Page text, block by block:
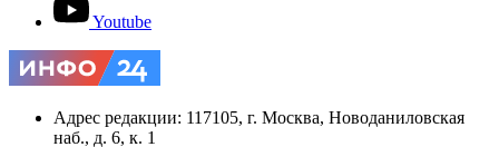
Youtube
Адрес редакции: 117105, г. Москва, Новоданиловская
наб., д. 6, к. 1